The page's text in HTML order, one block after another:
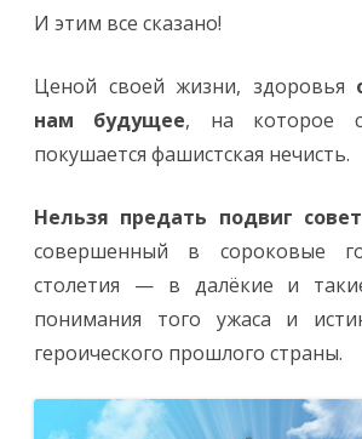
И этим все сказано!
Ценой своей жизни, здоровья
нам будущее, на которое
покушается фашистская нечисть.
Нельзя предать подвиг
совершенный в сороковые
столетия — в далёкие и
понимания того ужаса и
героического прошлого страны.